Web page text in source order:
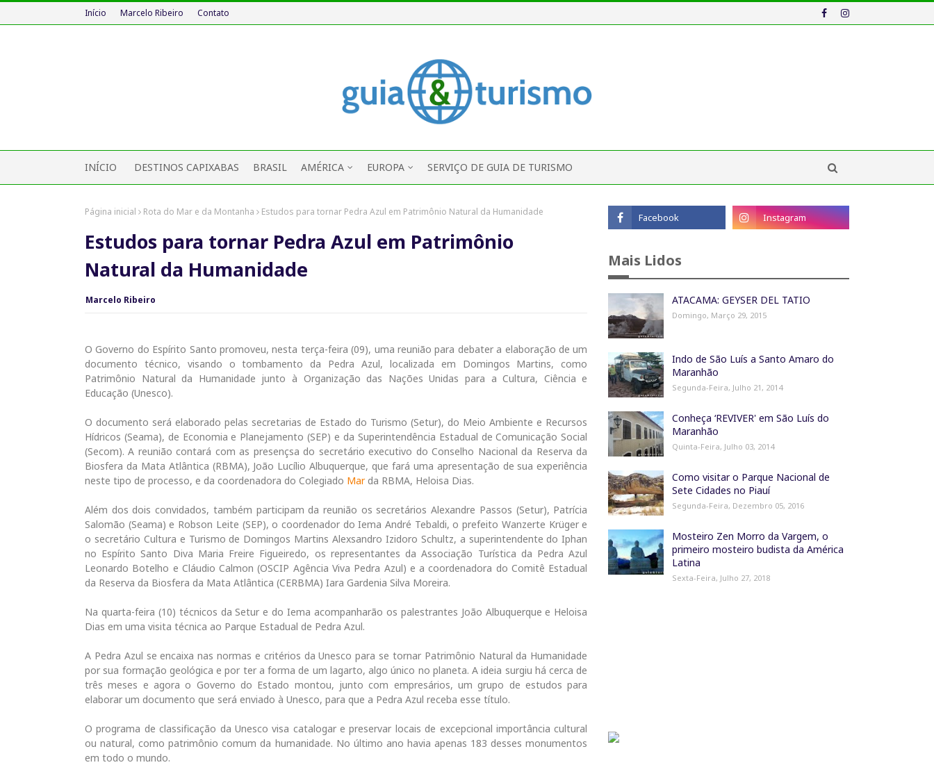
Início Marcelo Ribeiro Contato
INÍCIO DESTINOS CAPIXABAS BRASIL AMÉRICA EUROPA SERVIÇO DE GUIA DE TURISMO
Página inicial Rota do Mar e da Montanha Estudos para tornar Pedra Azul em Patrimônio Natural da Humanidade
Estudos para tornar Pedra Azul em Patrimônio
Natural da Humanidade
Marcelo Ribeiro
O Governo do Espírito Santo promoveu, nesta terça-feira (09), uma reunião para debater a elaboração de um
documento técnico, visando o tombamento da Pedra Azul, localizada em Domingos Martins, como
Patrimônio Natural da Humanidade junto à Organização das Nações Unidas para a Cultura, Ciência e
Educação (Unesco).
O documento será elaborado pelas secretarias de Estado do Turismo (Setur), do Meio Ambiente e Recursos
Hídricos (Seama), de Economia e Planejamento (SEP) e da Superintendência Estadual de Comunicação Social
(Secom). A reunião contará com as presençsa do secretário executivo do Conselho Nacional da Reserva da
Biosfera da Mata Atlântica (RBMA), João Lucílio Albuquerque, que fará uma apresentação de sua experiência
neste tipo de processo, e da coordenadora do Colegiado Marda RBMA, Heloisa Dias.
Além dos dois convidados, também participam da reunião os secretários Alexandre Passos (Setur), Patrícia
Salomão (Seama) e Robson Leite (SEP), o coordenador do Iema André Tebaldi, o prefeito Wanzerte Krüger e
o secretário Cultura e Turismo de Domingos Martins Alexsandro Izidoro Schultz, a superintendente do Iphan
no Espírito Santo Diva Maria Freire Figueiredo, os representantes da Associação Turística da Pedra Azul
Leonardo Botelho e Cláudio Calmon (OSCIP Agência Viva Pedra Azul) e a coordenadora do Comitê Estadual
da Reserva da Biosfera da Mata Atlântica (CERBMA) Iara Gardenia Silva Moreira.
Na quarta-feira (10) técnicos da Setur e do Iema acompanharão os palestrantes João Albuquerque e Heloisa
Dias em uma visita técnica ao Parque Estadual de Pedra Azul.
A Pedra Azul se encaixa nas normas e critérios da Unesco para se tornar Patrimônio Natural da Humanidade
por sua formação geológica e por ter a forma de um lagarto, algo único no planeta. A ideia surgiu há cerca de
três meses e agora o Governo do Estado montou, junto com empresários, um grupo de estudos para
elaborar um documento que será enviado à Unesco, para que a Pedra Azul receba esse título.
O programa de classificação da Unesco visa catalogar e preservar locais de excepcional importância cultural
ou natural, como patrimônio comum da humanidade. No último ano havia apenas 183 desses monumentos
em todo o mundo.
Mais Lidos
ATACAMA: GEYSER DEL TATIO
Domingo, Março 29, 2015
Indo de São Luís a Santo Amaro do
Maranhão
Segunda-Feira, Julho 21, 2014
Conheça ‘REVIVER' em São Luís do
Maranhão
Quinta-Feira, Julho 03, 2014
Como visitar o Parque Nacional de
Sete Cidades no Piauí
Segunda-Feira, Dezembro 05, 2016
Mosteiro Zen Morro da Vargem, o
primeiro mosteiro budista da América
Latina
Sexta-Feira, Julho 27, 2018